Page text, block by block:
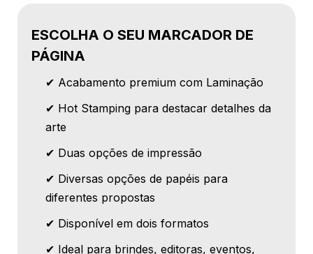
ESCOLHA O SEU MARCADOR DE
PÁGINA
✔ Acabamento premium com Laminação
✔ Hot Stamping para destacar detalhes da
arte
✔ Duas opções de impressão
✔ Diversas opções de papéis para
diferentes propostas
✔ Disponível em dois formatos
✔ Ideal para brindes, editoras, eventos,